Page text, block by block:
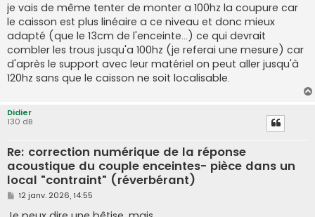
je vais de même tenter de monter a 100hz la coupure car
le caisson est plus linéaire a ce niveau et donc mieux
adapté (que le 13cm de l'enceinte...) ce qui devrait
combler les trous jusqu'a 100hz (je referai une mesure) car
d'après le support avec leur matériel on peut aller jusqu'à
120hz sans que le caisson ne soit localisable.
Didier
130 dB
Re: correction numérique de la réponse
acoustique du couple enceintes- pièce dans un
local "contraint" (réverbérant)
M
s
12 janv. 2026, 14:55